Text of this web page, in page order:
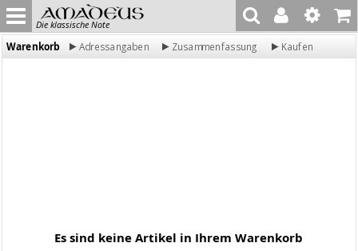
Die klassische Note
Warenkorb Adressangaben Zusammenfassung Kaufen
Es sind keine Artikel in Ihrem Warenkorb